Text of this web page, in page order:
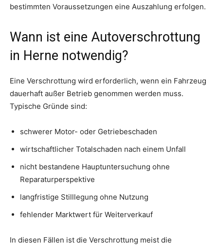
bestimmten Voraussetzungen eine Auszahlung erfolgen.
Wann ist eine Autoverschrottung
in Herne notwendig?
Eine Verschrottung wird erforderlich, wenn ein Fahrzeug
dauerhaft außer Betrieb genommen werden muss.
Typische Gründe sind:
schwerer Motor- oder Getriebeschaden
wirtschaftlicher Totalschaden nach einem Unfall
nicht bestandene Hauptuntersuchung ohne
Reparaturperspektive
langfristige Stilllegung ohne Nutzung
fehlender Marktwert für Weiterverkauf
In diesen Fällen ist die Verschrottung meist die